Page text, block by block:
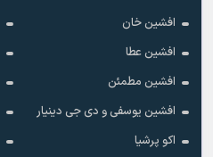
افشین خان
افشین عطا
افشین مطمئن
افشین یوسفی و دی جی دینیار
اکو پرشیا